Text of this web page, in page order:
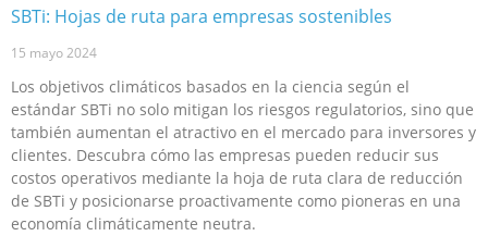
SBTi: Hojas de ruta para empresas sostenibles
15 mayo 2024
Los objetivos climáticos basados en la ciencia según el
estándar SBTi no solo mitigan los riesgos regulatorios, sino que
también aumentan el atractivo en el mercado para inversores y
clientes. Descubra cómo las empresas pueden reducir sus
costos operativos mediante la hoja de ruta clara de reducción
de SBTi y posicionarse proactivamente como pioneras en una
economía climáticamente neutra.